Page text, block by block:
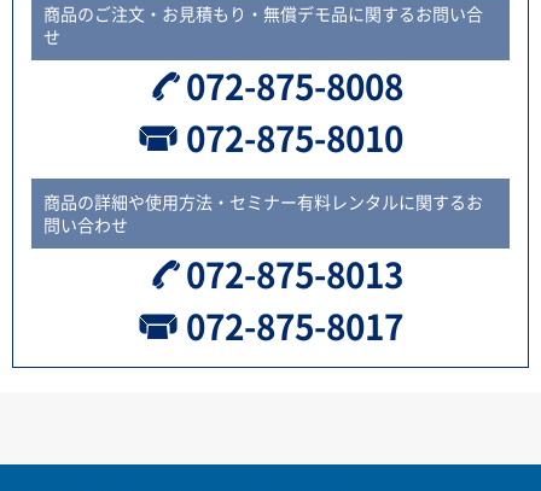
商品のご注文・お見積もり・無償デモ品に関するお問い合
せ
072-875-8008
072-875-8010
商品の詳細や使用方法・セミナー有料レンタルに関するお
問い合わせ
072-875-8013
072-875-8017